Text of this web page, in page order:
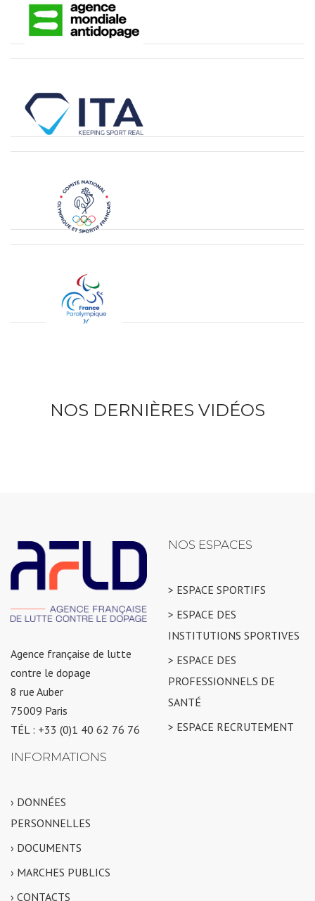
NOS DERNIÈRES VIDÉOS
Agence française de lutte
contre le dopage
8 rue Auber
75009 Paris
TÉL : +33 (0)1 40 62 76 76
NOS ESPACES
> ESPACE SPORTIFS
> ESPACE DES
INSTITUTIONS SPORTIVES
> ESPACE DES
PROFESSIONNELS DE
SANTÉ
> ESPACE RECRUTEMENT
INFORMATIONS
› DONNÉES
PERSONNELLES
› DOCUMENTS
› MARCHES PUBLICS
› CONTACTS